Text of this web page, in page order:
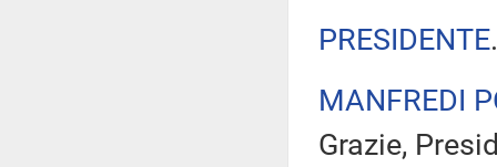
PRESIDENTE
MANFREDI
Grazie,